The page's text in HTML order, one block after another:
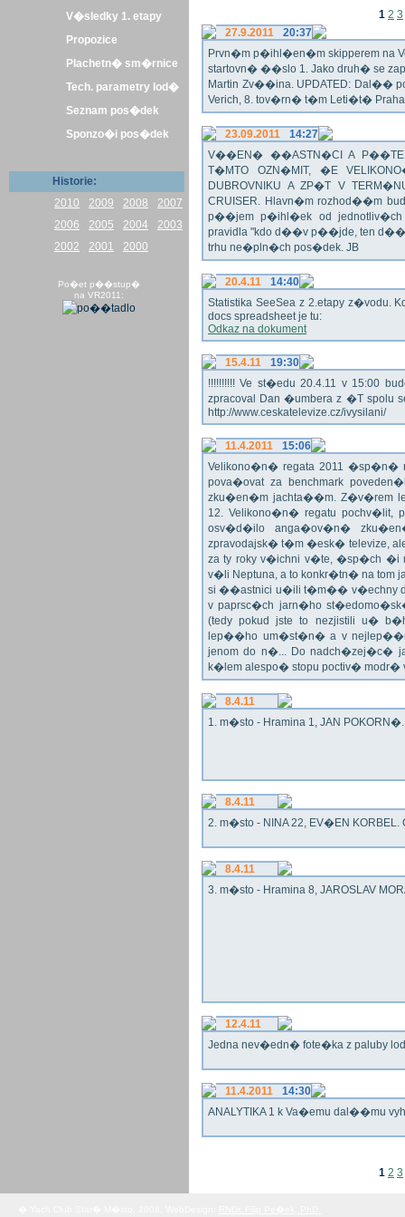
V�sledky 1. etapy
Propozice
Plachetn� sm�rnice
Tech. parametry lod�
Seznam pos�dek
Sponzo�i pos�dek
Historie:
2010
2009 2008
2007
2006
2005 2004
2003
2002
2001 2000
Po�et p��stup�
na VR2011:
1 2 3
27.9.2011
20:37
Prvn�m p�ihl�en�m skipperem na
startovn� ��slo 1. Jako druh� se
Martin Zv��ina. UPDATED: Dal��
Verich, 8. tov�rn� t�m Leti�t� Praha
23.09.2011
14:27
V��EN� ��ASTN�CI A
T�MTO OZN�MIT, �E
DUBROVNIKU A ZP�T V
CRUISER. Hlavn�m rozhod��m
p��jem p�ihl�ek od
pravidla "kdo d��v p��jde, ten
trhu ne�pln�ch pos�dek. JB
20.4.11
14:40
Statistika SeeSea z 2.etapy z�vodu.
docs spreadsheet je tu:
Odkaz na dokument
15.4.11
19:30
!!!!!!!!!! Ve st�edu 20.4.11 v 15:00
zpracoval Dan �umbera z �T spolu
http://www.ceskatelevize.cz/ivysilani/
11.4.2011
15:06
Velikono�n� regata 2011 �sp�n�
pova�ovat za benchmark
zku�en�m jachta��m. Z�v�rem
12. Velikono�n� regatu
osv�d�ilo anga�ov�n�
zpravodajsk� t�m �esk� televize,
za ty roky v�ichni v�te, �sp�ch
v�li Neptuna, a to konkr�tn� na tom
si ��astnici u�ili t�m�� v�echny
v paprsc�ch jarn�ho
(tedy pokud jste to nezjistili u�
lep��ho um�st�n� a v
jenom do n�... Do nadch�zej�c�
k�lem alespo� stopu poctiv�
8.4.11
1. m�sto - Hramina 1, JAN
8.4.11
2. m�sto - NINA 22, EV�EN KORBEL.
8.4.11
3. m�sto - Hramina 8, JAROSLAV
12.4.11
Jedna nev�edn� fote�ka z paluby
11.4.2011
14:30
ANALYTIKA 1 k Va�emu dal��mu
1 2 3